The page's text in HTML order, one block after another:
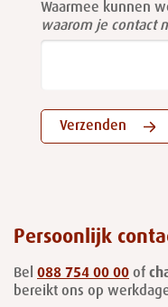
Waarmee kunnen
waarom je contact
Verzenden
Persoonlijk
Bel 088 754 00 00 of
bereikt ons op